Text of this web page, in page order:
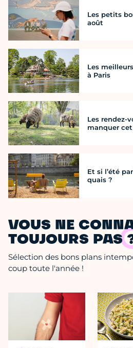
Les petits
août
Les
à Paris
Les rendez-
manquer
Et si l’été
quais ?
VOUS NE
TOUJOURS PAS
Sélection des bons plans
coup toute l'année !